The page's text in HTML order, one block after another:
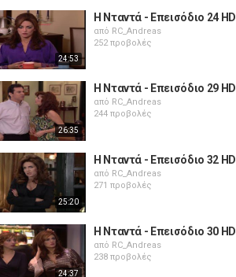
24:53
Η Νταντά - Επεισόδιο 24 HD
από RC_Andreas
252 προβολές
26:35
Η Νταντά - Επεισόδιο 29 HD
από RC_Andreas
244 προβολές
25:20
Η Νταντά - Επεισόδιο 32 HD
από RC_Andreas
271 προβολές
24:37
Η Νταντά - Επεισόδιο 30 HD
από RC_Andreas
238 προβολές